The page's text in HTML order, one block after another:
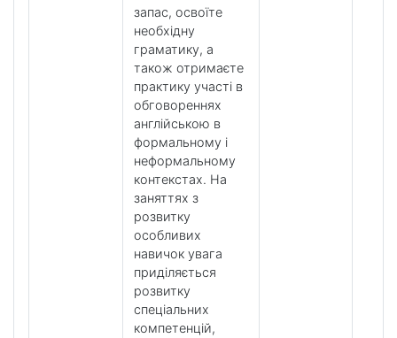
запас, освоїте
необхідну
граматику, а
також отримаєте
практику участі в
обговореннях
англійською в
формальному і
неформальному
контекстах. На
заняттях з
розвитку
особливих
навичок увага
приділяється
розвитку
спеціальних
компетенцій,